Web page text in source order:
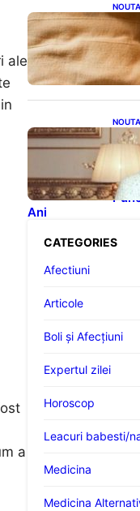
ale
a
de
Ani
CATEGORIES
Afectiuni
Articole
Boli și Afecțiuni
Expertul zilei
Horoscop
Leacuri babesti/
Medicina
Medicina